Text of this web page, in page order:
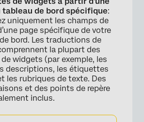
tableau de bord spécifique:
uniquement les champs de
page spécifique de votre
bord. Les traductions de
la plupart des
widgets (par exemple, les
descriptions, les étiquettes
les rubriques de texte. Des
et des points de repère
inclus.